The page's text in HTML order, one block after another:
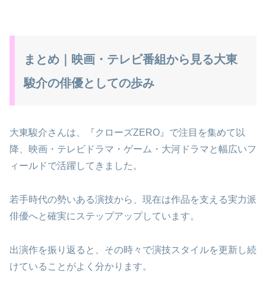
まとめ｜映画・テレビ番組から見る大東
駿介の俳優としての歩み
大東駿介さんは、『クローズZERO』で注目を集めて以
降、映画・テレビドラマ・ゲーム・大河ドラマと幅広いフ
ィールドで活躍してきました。
若手時代の勢いある演技から、現在は作品を支える実力派
俳優へと確実にステップアップしています。
出演作を振り返ると、その時々で演技スタイルを更新し続
けていることがよく分かります。